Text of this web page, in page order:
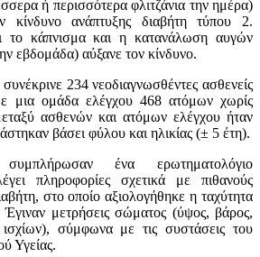
ή περισσότερα φλιτζάνια την ημέρα)
κίνδυνο ανάπτυξης διαβήτη τύπου 2.
το κάπνισμα και η κατανάλωση αυγών
εβδομάδα) αύξανε τον κίνδυνο.
234 νεοδιαγνωσθέντες ασθενείς
μια ομάδα ελέγχου 468 ατόμων χωρίς
ασθενών και ατόμων ελέγχου ήταν
βάσει φύλου και ηλικίας (± 5 έτη).
ένα ερωτηματολόγιο
πληροφορίες σχετικά με πιθανούς
στο οποίο αξιολογήθηκε η ταχύτητα
μετρήσεις σώματος (ύψος, βάρος,
ισχίων), σύμφωνα με τις συστάσεις του
Υγείας.